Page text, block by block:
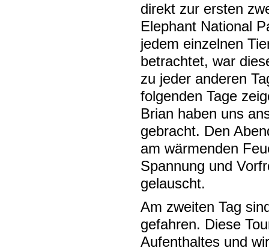
direkt zur ersten
Elephant National
jedem einzelnen
betrachtet, war
zu jeder anderen
folgenden Tage
Brian haben uns
gebracht. Den
am wärmenden
Spannung und
gelauscht.
Am zweiten Tag
gefahren. Diese
Aufenthaltes und